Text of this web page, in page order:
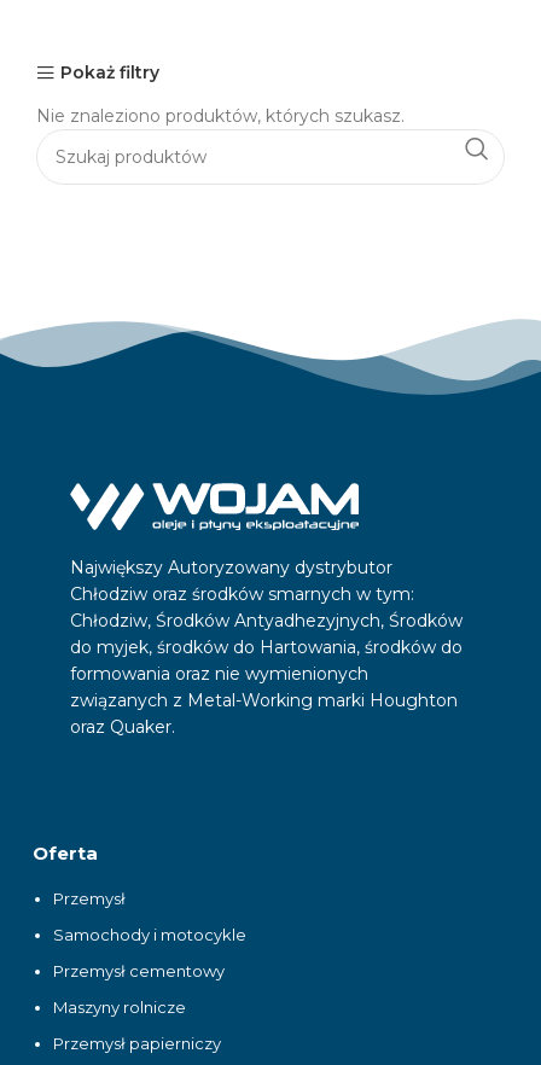
Pokaż filtry
Nie znaleziono produktów, których szukasz.
Największy Autoryzowany dystrybutor
Chłodziw oraz środków smarnych w tym:
Chłodziw, Środków Antyadhezyjnych, Środków
do myjek, środków do Hartowania, środków do
formowania oraz nie wymienionych
związanych z Metal-Working marki Houghton
oraz Quaker.
Oferta
Przemysł
Samochody i motocykle
Przemysł cementowy
Maszyny rolnicze
Przemysł papierniczy